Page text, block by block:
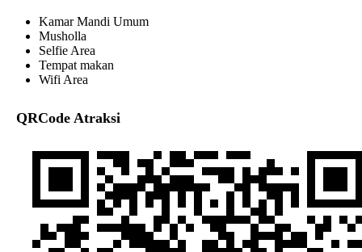
Kamar Mandi Umum
Musholla
Selfie Area
Tempat makan
Wifi Area
QRCode Atraksi